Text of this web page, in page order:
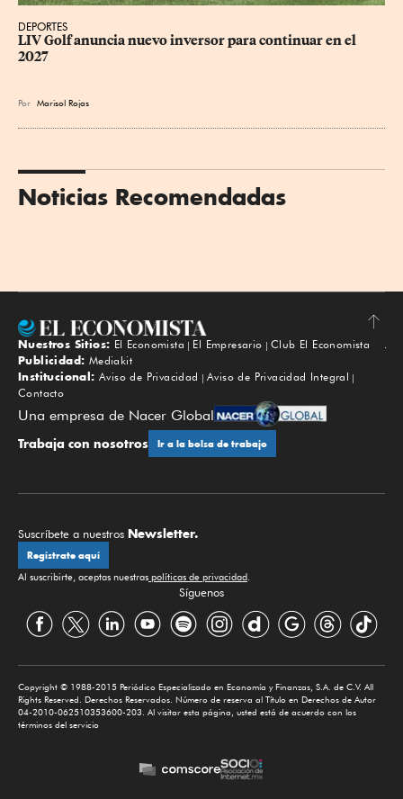
DEPORTES
LIV Golf anuncia nuevo inversor para continuar en el
2027
Por Marisol Rojas
Noticias Recomendadas
Subir
Nuestros Sitios: El Economista El Empresario
Club El Economista
Publicidad: Mediakit
Institucional: Aviso de Privacidad
Aviso de Privacidad Integral
Contacto
Una empresa de Nacer Global
Trabaja con nosotros Ir a la bolsa de trabajo
Suscríbete a nuestros Newsletter.
Regístrate aquí
Al suscribirte, aceptas nuestras políticas de privacidad
Síguenos
Copyright © 1988-2015 Periódico Especializado en Economía y Finanzas, S.A. de C.V. All
Rights Reserved. Derechos Reservados. Número de reserva al Título en Derechos de Autor
04-2010-062510353600-203. Al visitar esta página, usted está de acuerdo con los
términos del servicio